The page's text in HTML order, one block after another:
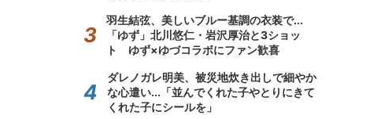
羽生結弦、美しいブルー基調の衣装で...
「ゆず」北川悠仁・岩沢厚治と3ショッ
ト ゆず×ゆづコラボにファン歓喜
ダレノガレ明美、被災地炊き出しで細やか
な心遣い...「並んでくれた子やとりにきて
くれた子にシールを」